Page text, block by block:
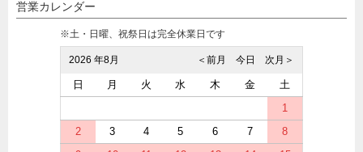
営業カレンダー
※土・日曜、祝祭日は完全休業日です
2026 年8月 次月＞
今日
＜前月
日 月 火 水 木 金
土
1
2
3 4 5 6 7
8